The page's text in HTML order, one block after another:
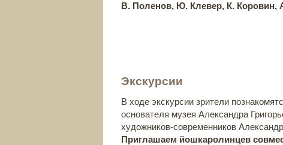
В. Поленов, Ю. Клевер, К.
Экскурсии
В ходе экскурсии зрители
основателя музея Александра
художников-современников
Приглашаем йошкаролинцев